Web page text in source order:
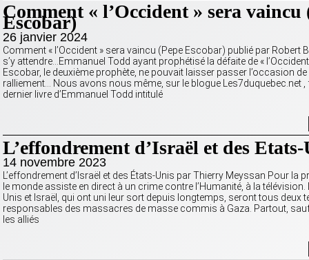
Comment « l’Occident » sera vaincu
Escobar)
26 janvier 2024
Comment « l’Occident » sera vaincu (Pepe Escobar) publié par Robert
s’y attendre…Emmanuel Todd ayant prophétisé la défaite de « l’Occident
Escobar, le deuxième prophète, ne pouvait laisser passer l’occasion
ralliement… Nous avons nous même, sur le blogue Les7duquebec.net ,
dernier livre d’Emmanuel Todd intitulé
L’effondrement d’Israël et des
14 novembre 2023
L’effondrement d’Israël et des États-Unis par Thierry Meyssan Pour la
le monde assiste en direct à un crime contre l’Humanité, à la télévision.
Unis et Israël, qui ont uni leur sort depuis longtemps, seront tous deux
responsables des massacres de masse commis à Gaza. Partout,
les alliés